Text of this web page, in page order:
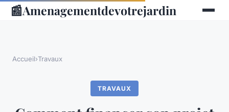
📰Amenagementdevotrejardin
Accueil›Travaux
TRAVAUX